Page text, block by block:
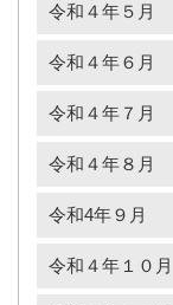
令和４年５月
令和４年６月
令和４年７月
令和４年８月
令和4年９月
令和４年１０月